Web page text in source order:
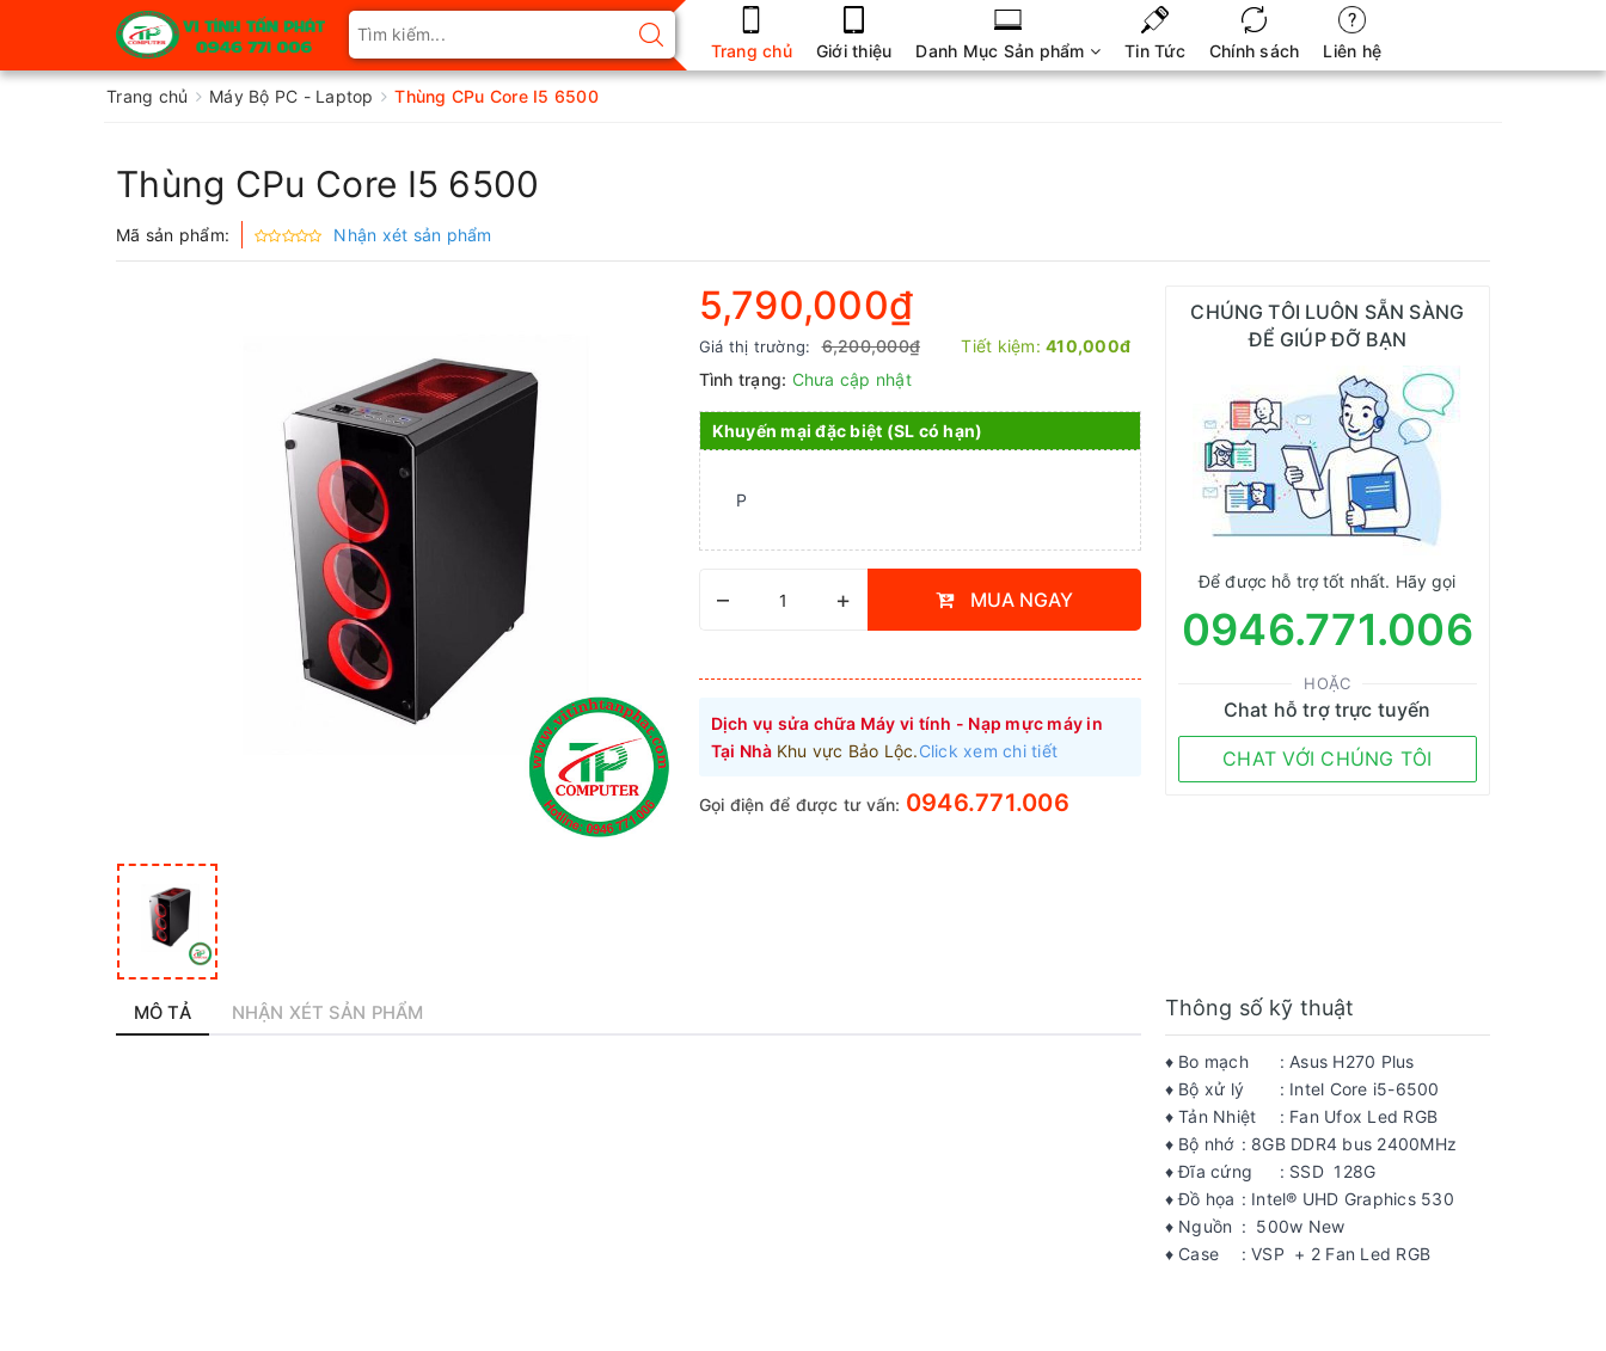
Trang chủ Giới thiệu Danh Mục Sản phẩm Tin Tức Chính sách Liên hệ
Trang chủ Máy Bộ PC - Laptop Thùng CPu Core I5 6500
Thùng CPu Core I5 6500
Mã sản phẩm: Nhận xét sản phẩm
5,790,000₫
Giá thị trường: 6,200,000₫ Tiết kiệm: 410,000đ
Tình trạng: Chưa cập nhật
Khuyến mại đặc biệt (SL có hạn)
P
– + MUA NGAY
Dịch vụ sửa chữa Máy vi tính - Nạp mực máy in
Tại Nhà Khu vực Bảo Lộc.Click xem chi tiết
Gọi điện để được tư vấn: 0946.771.006
CHÚNG TÔI LUÔN SẴN SÀNG
ĐỂ GIÚP ĐỠ BẠN
Để được hỗ trợ tốt nhất. Hãy gọi
0946.771.006
HOẶC
Chat hỗ trợ trực tuyến
CHAT VỚI CHÚNG TÔI
MÔ TẢ NHẬN XÉT SẢN PHẨM Thông số kỹ thuật
♦ Bo mạch
: Asus H270 Plus
♦ Bộ xử lý
: Intel Core i5-6500
♦ Tản Nhiệt
: Fan Ufox Led RGB
♦ Bộ nhớ : 8GB DDR4 bus 2400MHz
♦ Đĩa cứng
: SSD 128G
♦ Đồ họa : Intel® UHD Graphics 530
♦ Nguồn : 500w New
♦ Case
: VSP + 2 Fan Led RGB